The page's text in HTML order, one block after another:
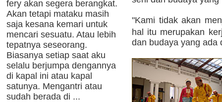
fery akan segera berangkat.
Akan tetapi mataku masih
saja kesana kemari untuk
mencari sesuatu. Atau lebih
tepatnya seseorang.
Biasanya setiap saat aku
selalu berjumpa dengannya
di kapal ini atau kapal
satunya. Mengantri atau
sudah berada di ...
"Kami tidak akan
hal itu merupakan
dan budaya yang ada